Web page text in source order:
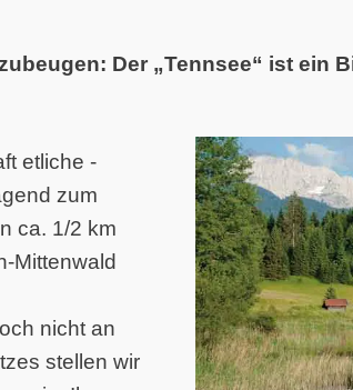
Der „Tennsee“ ist ein
etliche
zum
ca. 1/2 km
Mittenwald
nicht an
­stellen wir